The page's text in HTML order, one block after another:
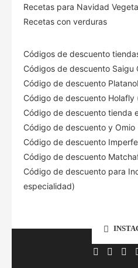
Recetas para Navidad
Recetas con verduras
Códigos de descuento
Códigos de descuento Saigu
Código de descuento
Código de descuento Holafly
Código de descuento tienda
Código de descuento y Omio
Código de descuento
Código de descuento
Código de descuento para
especialidad)